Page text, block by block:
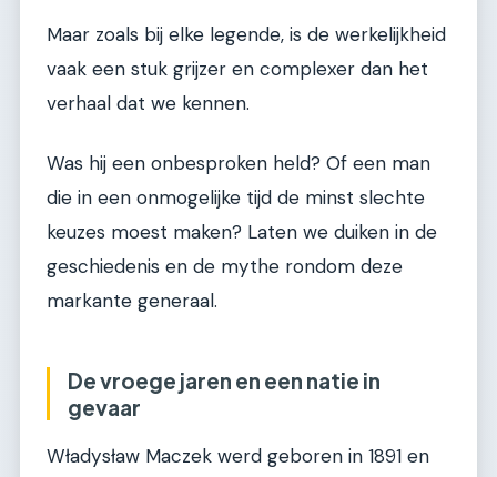
Maar zoals bij elke legende, is de werkelijkheid
vaak een stuk grijzer en complexer dan het
verhaal dat we kennen.
Was hij een onbesproken held? Of een man
die in een onmogelijke tijd de minst slechte
keuzes moest maken? Laten we duiken in de
geschiedenis en de mythe rondom deze
markante generaal.
De vroege jaren en een natie in
gevaar
Władysław Maczek werd geboren in 1891 en